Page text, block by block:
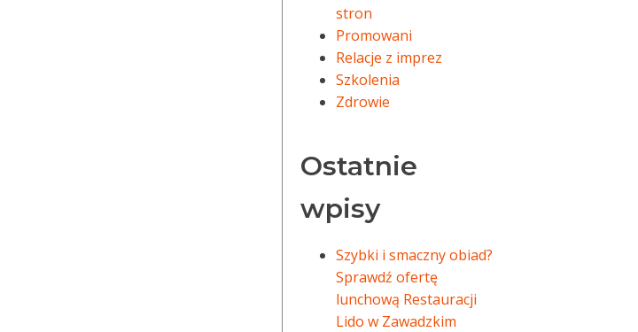
stron
Promowani
Relacje z imprez
Szkolenia
Zdrowie
Ostatnie
wpisy
Szybki i smaczny obiad?
Sprawdź ofertę
lunchową Restauracji
Lido w Zawadzkim